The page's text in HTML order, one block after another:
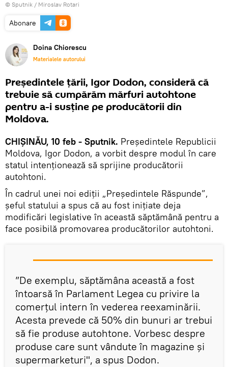
© Sputnik / Miroslav Rotari
Abonare
Doina Chiorescu
Materialele autorului
Preşedintele țării, Igor Dodon, consideră că
trebuie să cumpărăm mărfuri autohtone
pentru a-i susţine pe producătorii din
Moldova.
CHIȘINĂU, 10 feb - Sputnik. Președintele Republicii
Moldova, Igor Dodon, a vorbit despre modul în care
statul intenționează să sprijine producătorii
autohtoni.
În cadrul unei noi ediții „Președintele Răspunde”,
șeful statului a spus că au fost inițiate deja
modificări legislative în această săptămână pentru a
face posibilă promovarea producătorilor autohtoni.
”De exemplu, săptămâna această a fost
întoarsă în Parlament Legea cu privire la
comerțul intern în vederea reexaminării.
Acesta prevede că 50% din bunuri ar trebui
să fie produse autohtone. Vorbesc despre
produse care sunt vândute în magazine și
supermarketuri", a spus Dodon.